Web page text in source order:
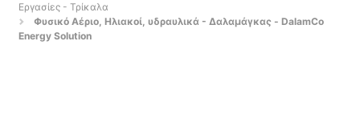
Εργασίες - Τρίκαλα
Φυσικό Αέριο, Ηλιακοί, υδραυλικά - Δαλαμάγκας - DalamCo
Energy Solution